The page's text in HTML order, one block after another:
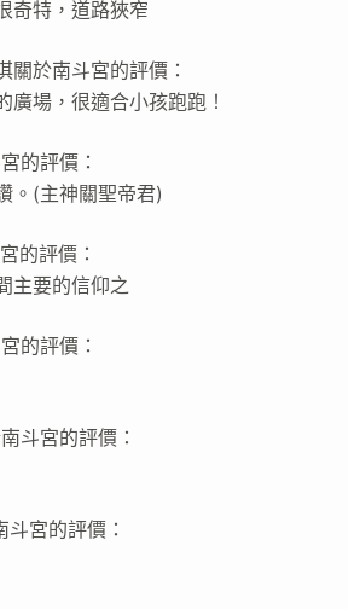
奇特，道路狹窄
於南斗宮的評價：
廣場，很適合小孩跑跑！
的評價：
。(主神關聖帝君)
的評價：
主要的信仰之
的評價：
斗宮的評價：
宮的評價：